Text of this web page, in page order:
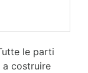
le parti
a costruire